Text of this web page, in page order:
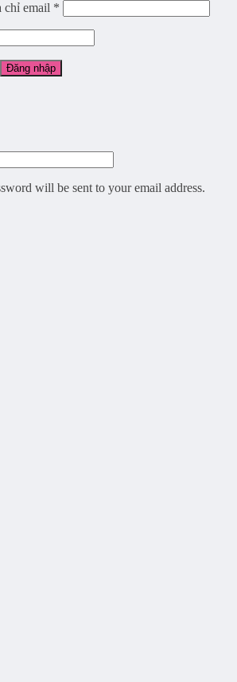
chỉ email *
Đăng nhập
will be sent to your email address.